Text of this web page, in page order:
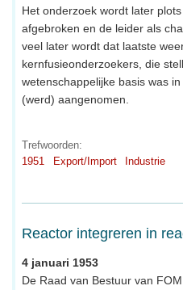
Het onderzoek wordt later
afgebroken en de leider als
veel later wordt dat laatste
kernfusieonderzoekers, die
wetenschappelijke basis was
(werd) aangenomen.
Trefwoorden:
1951
Export/Import Industrie
Reactor integreren in
4 januari 1953
De Raad van Bestuur van